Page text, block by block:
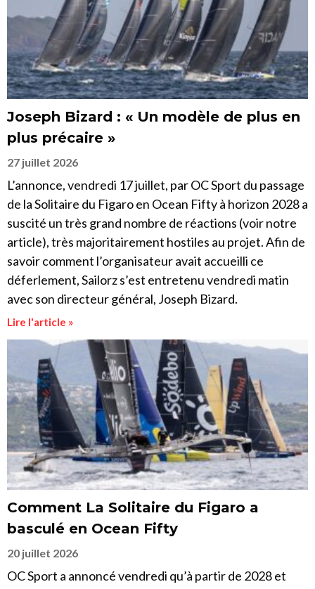
Joseph Bizard : « Un modèle de plus en
plus précaire »
27 juillet 2026
L’annonce, vendredi 17 juillet, par OC Sport du passage
de la Solitaire du Figaro en Ocean Fifty à horizon 2028 a
suscité un très grand nombre de réactions (voir notre
article), très majoritairement hostiles au projet. Afin de
savoir comment l’organisateur avait accueilli ce
déferlement, Sailorz s’est entretenu vendredi matin
avec son directeur général, Joseph Bizard.
Lire l'article »
Comment La Solitaire du Figaro a
basculé en Ocean Fifty
20 juillet 2026
OC Sport a annoncé vendredi qu’à partir de 2028 et